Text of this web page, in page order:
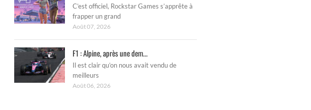
C’est officiel, Rockstar Games s’apprête à
frapper un grand
Août 07, 2026
F1 : Alpine, après une dem...
Il est clair qu’on nous avait vendu de
meilleurs
Août 06, 2026